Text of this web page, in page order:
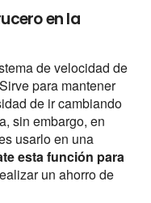
en la
de velocidad de
para mantener
de ir cambiando
sin embargo, en
usarlo en una
esta función para
un ahorro de